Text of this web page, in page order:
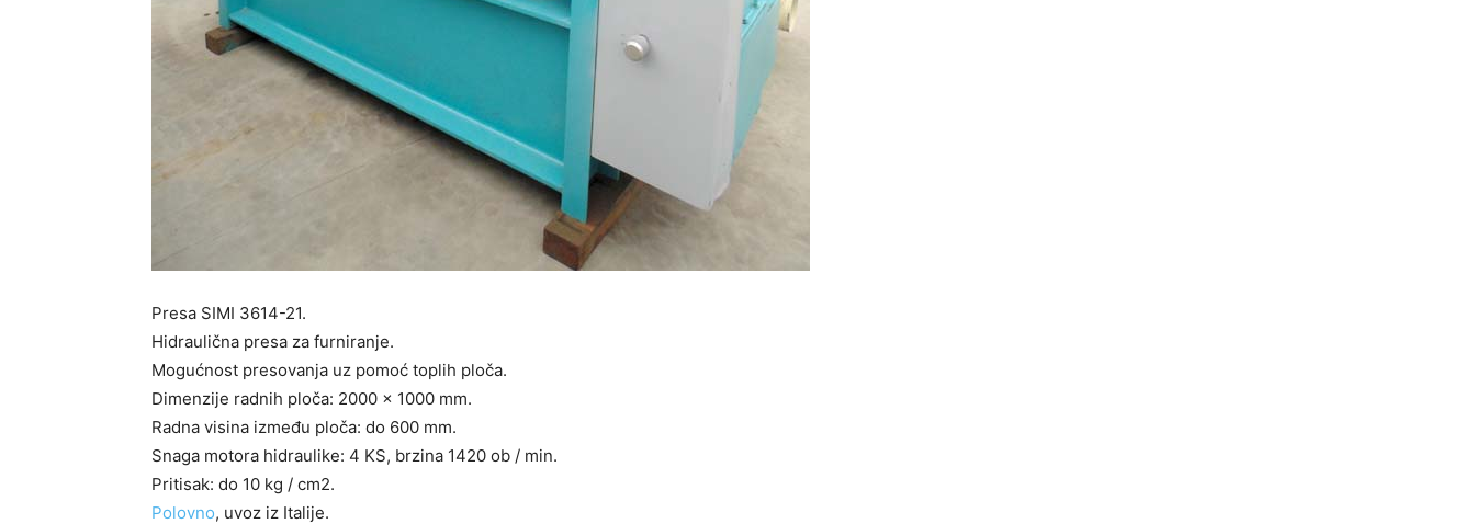
Presa SIMI 3614-21.
Hidraulična presa za furniranje.
Mogućnost presovanja uz pomoć toplih ploča.
Dimenzije radnih ploča: 2000 x 1000 mm.
Radna visina između ploča: do 600 mm.
Snaga motora hidraulike: 4 KS, brzina 1420 ob / min.
Pritisak: do 10 kg / cm2.
Polovno, uvoz iz Italije.